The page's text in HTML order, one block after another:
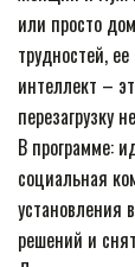
или просто
трудностей,
интеллект –
перезагрузку
В программе:
социальная
установления
решений и